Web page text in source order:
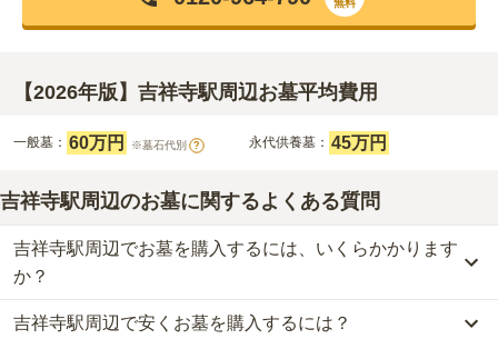
無料
【2026年版】吉祥寺駅周辺お墓平均費用
一般墓： 60万円 ※墓石代別 ? 永代供養墓： 45万円
吉祥寺駅周辺のお墓に関するよくある質問
吉祥寺駅周辺でお墓を購入するには、いくらかかります
か？
吉祥寺駅周辺での購入費用の目安は、一般墓が約227万円、永代供
吉祥寺駅周辺で安くお墓を購入するには？